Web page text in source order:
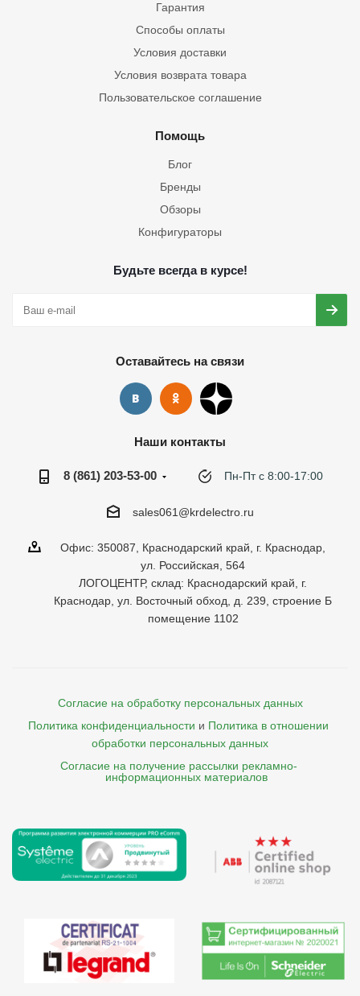
Гарантия
Способы оплаты
Условия доставки
Условия возврата товара
Пользовательское соглашение
Помощь
Блог
Бренды
Обзоры
Конфигураторы
Будьте всегда в курсе!
Оставайтесь на связи
Наши контакты
8 (861) 203-53-00 Пн-Пт с 8:00-17:00
sales061@krdelectro.ru
Офис: 350087, Краснодарский край, г. Краснодар,
ул. Российская, 564
ЛОГОЦЕНТР, склад: Краснодарский край, г.
Краснодар, ул. Восточный обход, д. 239, строение Б
помещение 1102
Согласие на обработку персональных данных
Политика конфиденциальности и Политика в отношении
обработки персональных данных
Согласие на получение рассылки рекламно-
    информационных материалов